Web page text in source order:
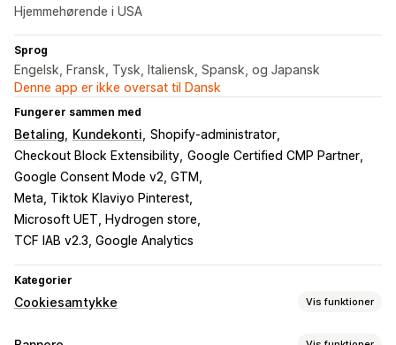
Hjemmehørende i USA
Sprog
Engelsk, Fransk, Tysk, Italiensk, Spansk, og Japansk
Denne app er ikke oversat til Dansk
Fungerer sammen med
Betaling Kundekonti Shopify-administrator
Checkout Block Extensibility Google Certified CMP Partner
Google Consent Mode v2, GTM
Meta, Tiktok Klaviyo Pinterest
Microsoft UET, Hydrogen store
TCF IAB v2.3, Google Analytics
Kategorier
Cookiesamtykke Vis funktioner